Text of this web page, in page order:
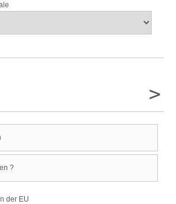
>
?
der EU